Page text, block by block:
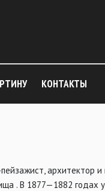
КОНТАКТЫ
архитектор
. В 1877—1882